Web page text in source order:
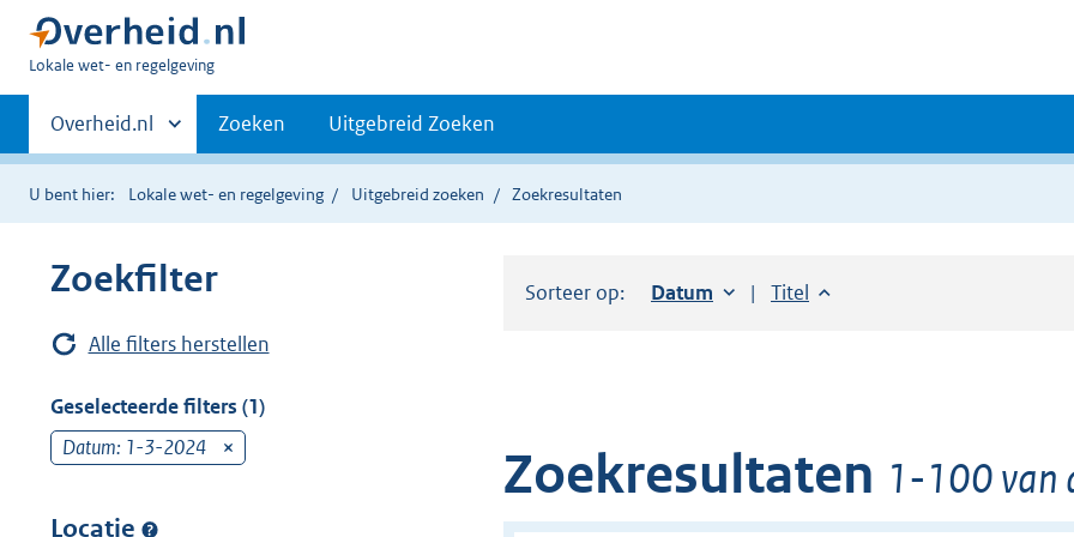
U
hier:
Lokale wet- en regelgeving
Primaire
navigatie
Andere
sites
binnen
Overheid.nl Zoeken Uitgebreid Zoeken
U bent hier: Lokale wet- en regelgeving Uitgebreid zoeken Zoekresultaten
Zoekfilter
Alle filters herstellen
Geselecteerde filters (1)
Datum: 1-3-2024
Locatie
Sorteer op: Sorteer op:
Datum oplopendSorteer op:
Titel oplopend
Zoekresultaten 1-100 van